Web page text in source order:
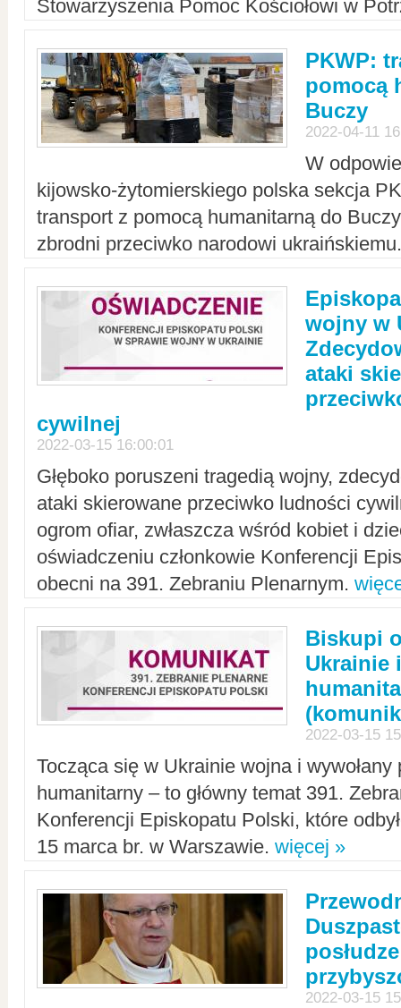
Stowarzyszenia Pomoc Kościołowi w
PKWP:
pomocą
Buczy
2022-04-11
W
kijowsko-żytomierskiego polska sekcja
transport z pomocą humanitarną do
zbrodni przeciwko narodowi
wojny w
ataki
cywilnej
2022-03-15 16:00:01
Głęboko poruszeni tragedią wojny,
ataki skierowane przeciwko ludności
ogrom ofiar, zwłaszcza wśród kobiet i
oświadczeniu członkowie Konferencji
obecni na 391. Zebraniu Plenarnym.
Biskupi
Ukrainie
2022-03-15
Tocząca się w Ukrainie wojna i
humanitarny – to główny temat 391.
Konferencji Episkopatu Polski, które
15 marca br. w Warszawie. więcej »
2022-03-15